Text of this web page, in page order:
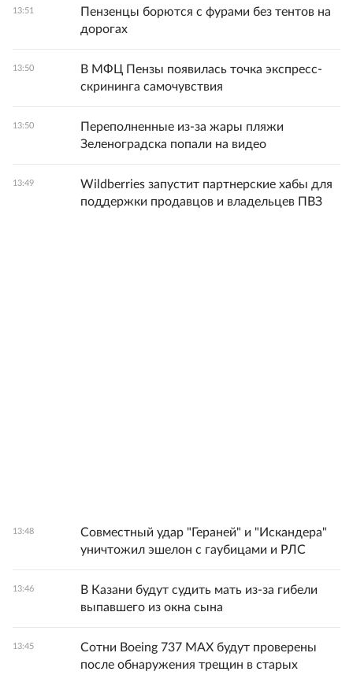
13:51
Пензенцы борются с фурами без тентов на
дорогах
13:50
В МФЦ Пензы появилась точка экспресс-
скрининга самочувствия
13:50
Переполненные из-за жары пляжи
Зеленоградска попали на видео
13:49
Wildberries запустит партнерские хабы для
поддержки продавцов и владельцев ПВЗ
13:48
Совместный удар "Гераней" и "Искандера"
уничтожил эшелон с гаубицами и РЛС
13:46
В Казани будут судить мать из-за гибели
выпавшего из окна сына
13:45
Сотни Boeing 737 MAX будут проверены
после обнаружения трещин в старых